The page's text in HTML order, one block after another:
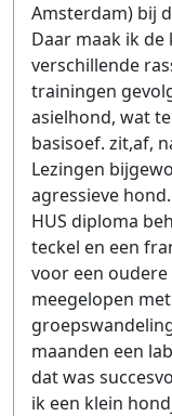
Amsterdam) bij
Daar maak ik
verschillende
trainingen
asielhond, wat
basisoef. zit,af,
Lezingen
agressieve
HUS diploma
teckel en een
voor een
meegelopen
maanden een
dat was
ik een klein